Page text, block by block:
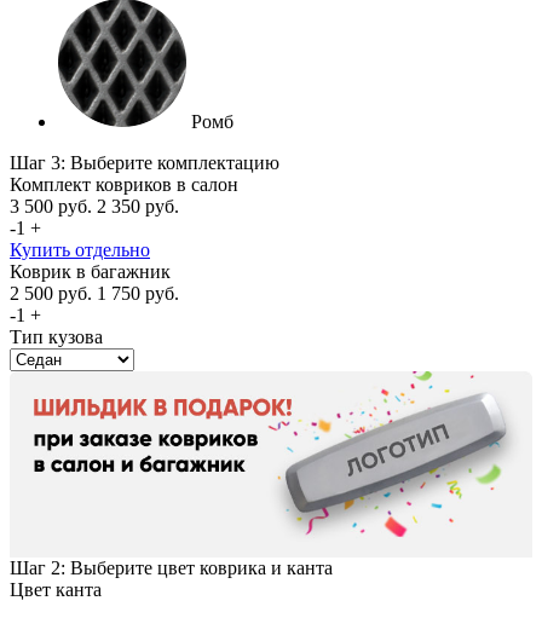
Ромб
Шаг 3: Выберите комплектацию
Комплект ковриков в салон
3 500 руб. 2 350 руб.
-1 +
Купить отдельно
Коврик в багажник
2 500 руб. 1 750 руб.
-1 +
Тип кузова
Шаг 2: Выберите цвет коврика и канта
Цвет канта